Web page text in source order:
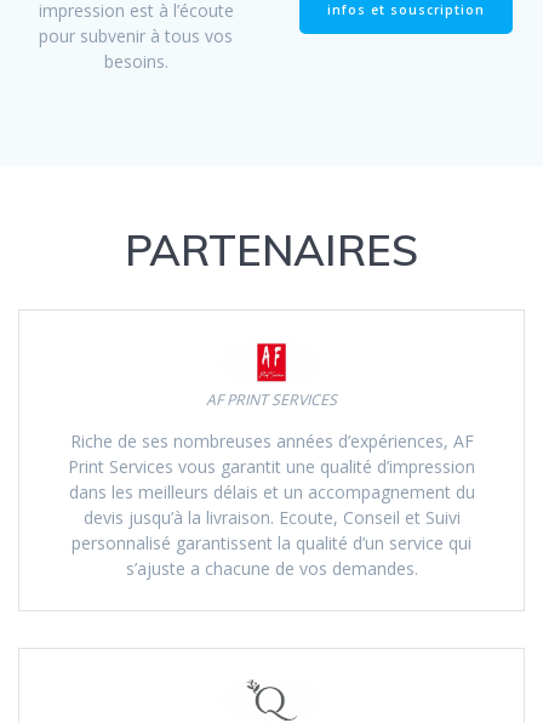
impression est à l’écoute
pour subvenir à tous vos
besoins.
infos et souscription
PARTENAIRES
AF PRINT SERVICES
Riche de ses nombreuses années d’expériences, AF
Print Services vous garantit une qualité d’impression
dans les meilleurs délais et un accompagnement du
devis jusqu’à la livraison. Ecoute, Conseil et Suivi
personnalisé garantissent la qualité d’un service qui
s’ajuste a chacune de vos demandes.